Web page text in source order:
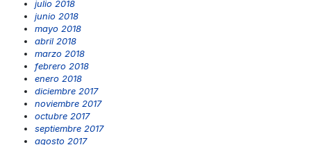
julio 2018
junio 2018
mayo 2018
abril 2018
marzo 2018
febrero 2018
enero 2018
diciembre 2017
noviembre 2017
octubre 2017
septiembre 2017
agosto 2017